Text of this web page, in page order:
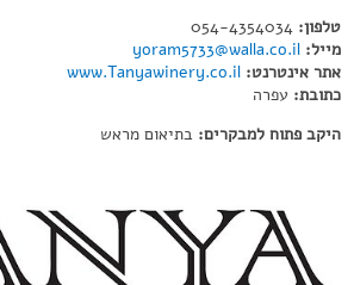
טלפון:054-4354034
מייל: yoram5733@walla.co.il
אתר אינטרנט: www.Tanyawinery.co.il
כתובת: עפרה
היקב פתוח למבקרים:בתיאום מראש